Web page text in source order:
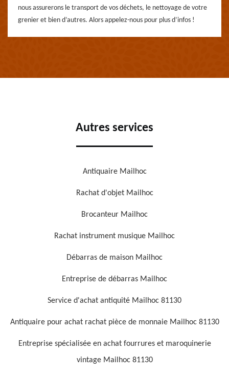
nous assurerons le transport de vos déchets, le nettoyage de votre
grenier et bien d’autres. Alors appelez-nous pour plus d’infos !
Autres services
Antiquaire Mailhoc
Rachat d'objet Mailhoc
Brocanteur Mailhoc
Rachat instrument musique Mailhoc
Débarras de maison Mailhoc
Entreprise de débarras Mailhoc
Service d'achat antiquité Mailhoc 81130
Antiquaire pour achat rachat pièce de monnaie Mailhoc 81130
Entreprise spécialisée en achat fourrures et maroquinerie
vintage Mailhoc 81130